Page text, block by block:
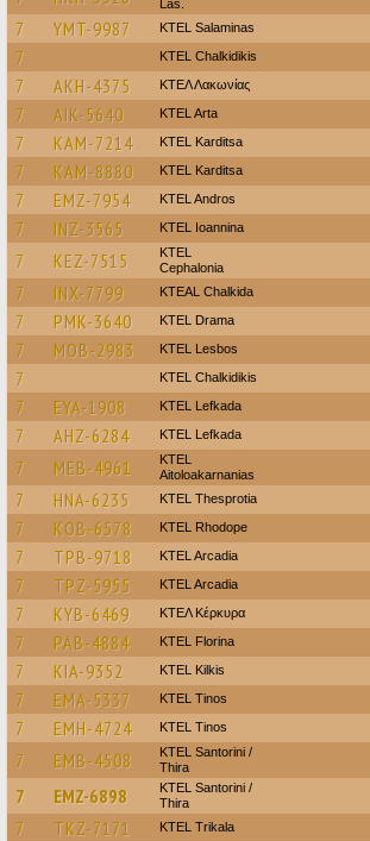
Las.
7 YMT-9987 KTEL Salaminas
7 ΚΤΕL Chalkidikis
7 AKH-4375 ΚΤΕΛ Λακωνίας
7 AIK-5640 KTEL Arta
7 KAM-7214 ΚΤΕL Karditsa
7 KAM-8880 ΚΤΕL Karditsa
7 EMZ-7954 KTEL Andros
7 INZ-3565 KTEL Ioannina
7 KEZ-7515
KTEL
Cephalonia
7 INX-7799 KTEAL Chalkida
7 PMK-3640 KTEL Drama
7 MOB-2983 KTEL Lesbos
7 ΚΤΕL Chalkidikis
7 EYA-1908 KTEL Lefkada
7 AHZ-6284 KTEL Lefkada
7 MEB-4961
KTEL
Aitoloakarnanias
7 HNA-6235 KTEL Thesprotia
7 KOB-6578 KTEL Rhodope
7 TPB-9718 KTEL Arcadia
7 TPZ-5955 KTEL Arcadia
7 KYB-6469 ΚΤΕΛ Κέρκυρα
7 PAB-4884 KTEL Florina
7 KIA-9352 KTEL Kilkis
7 EMA-5337 KTEL Tinos
7 EMH-4724 KTEL Tinos
7 EMB-4508
KTEL Santorini /
Thira
7 EMZ-6898
KTEL Santorini /
Thira
7 TKZ-7171 ΚΤΕL Τrikala